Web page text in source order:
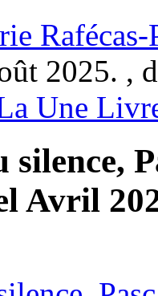
Rafécas-
2025. ,
Une
Avril